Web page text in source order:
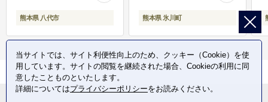
熊本県 八代市 熊本県 氷川町
当サイトでは、サイト利便性向上のため、クッキー（Cookie）を使
用しています。サイトの閲覧を継続された場合、Cookieの利用に同
意したことものといたします。
詳細についてはプライバシーポリシーをお読みください。